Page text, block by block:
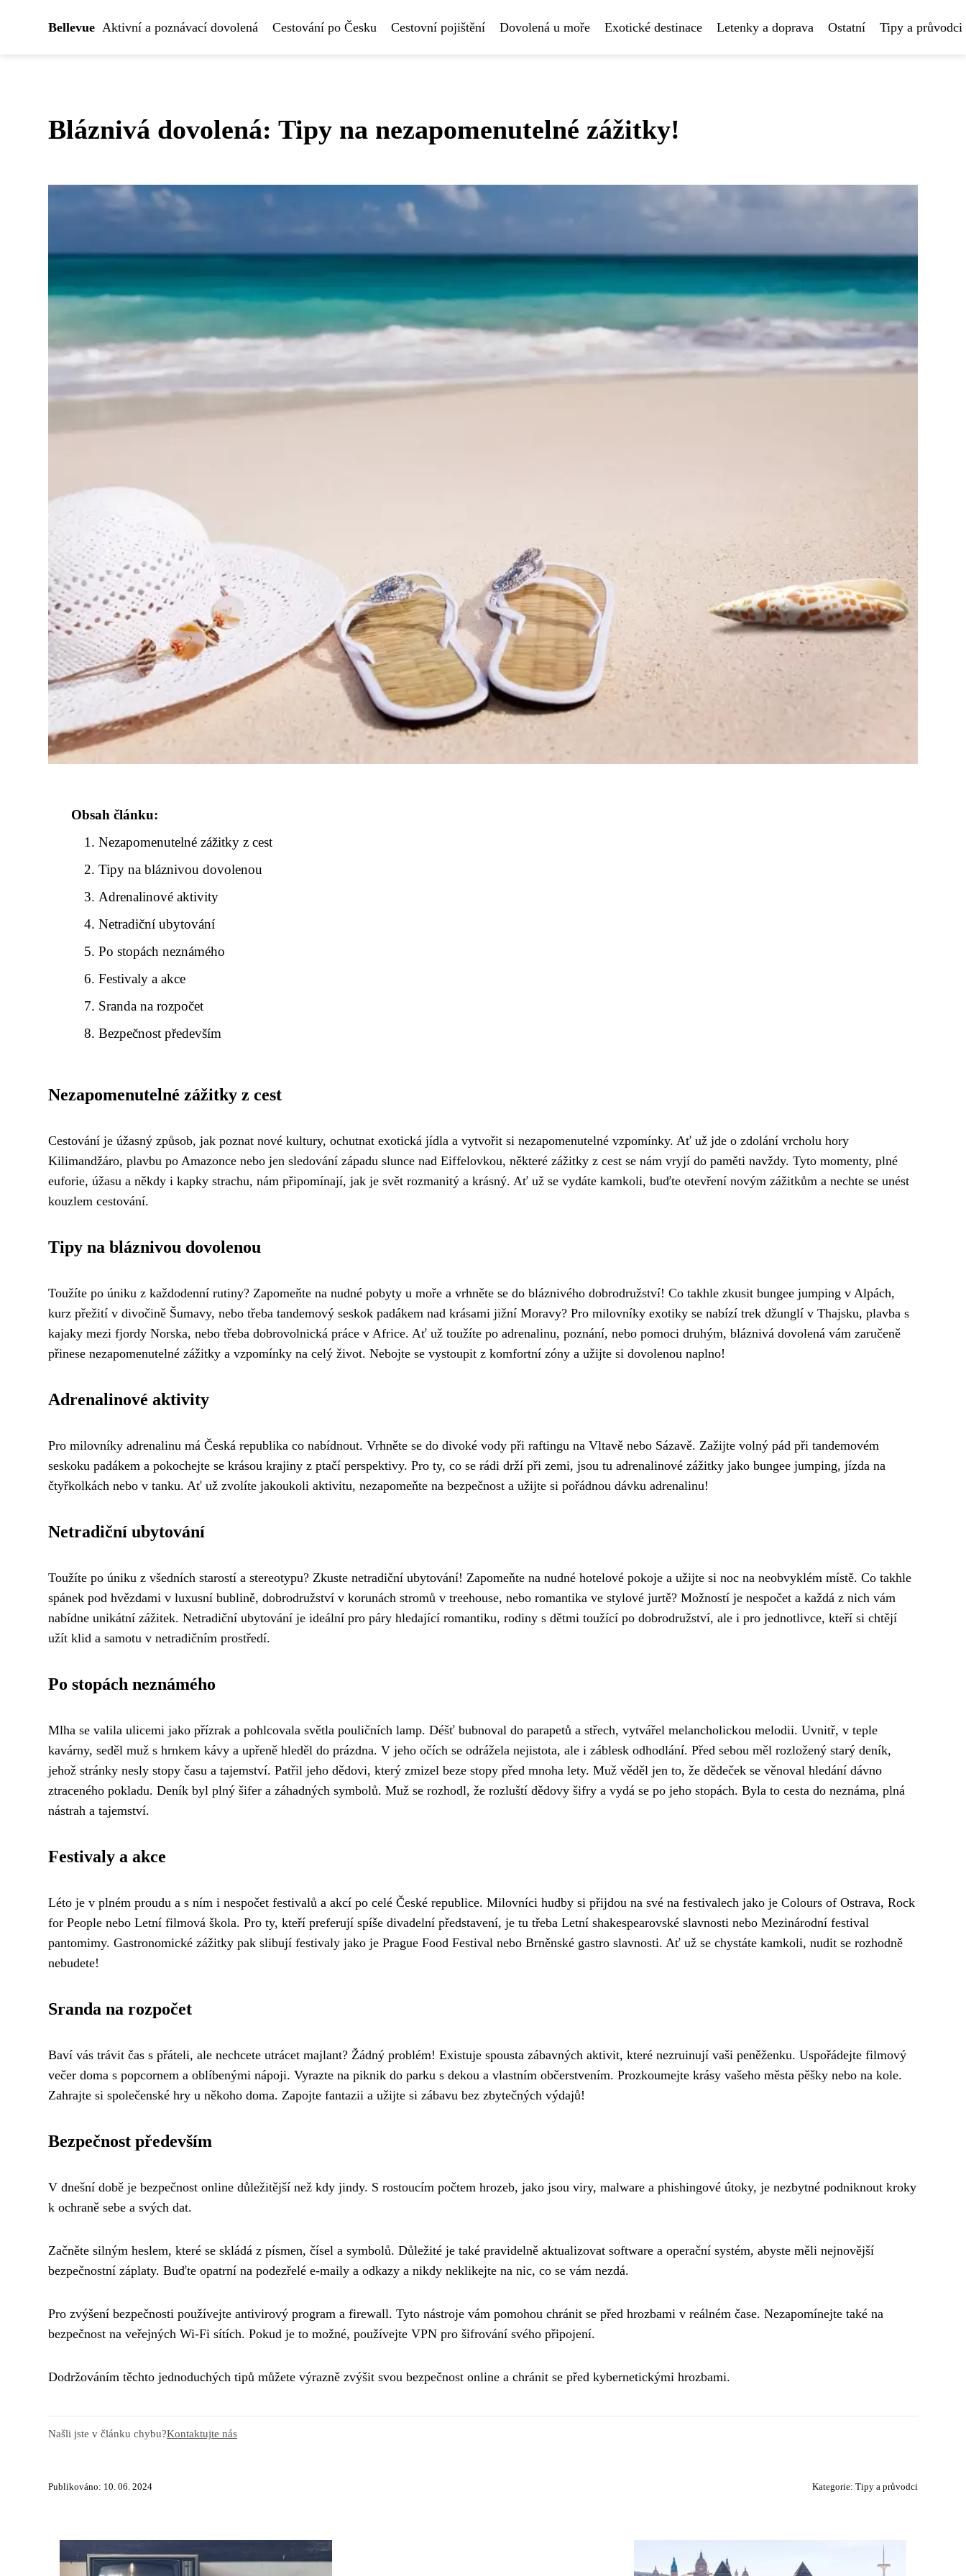
Bellevue Aktivní a poznávací dovolená Cestování po Česku Cestovní pojištění Dovolená u moře Exotické destinace Letenky a doprava Ostatní Tipy a průvodci
Bláznivá dovolená: Tipy na nezapomenutelné zážitky!
Obsah článku:
Nezapomenutelné zážitky z cest
Tipy na bláznivou dovolenou
Adrenalinové aktivity
Netradiční ubytování
Po stopách neznámého
Festivaly a akce
Sranda na rozpočet
Bezpečnost především
Nezapomenutelné zážitky z cest
Cestování je úžasný způsob, jak poznat nové kultury, ochutnat exotická jídla a vytvořit si nezapomenutelné vzpomínky. Ať už jde o zdolání vrcholu hory
Kilimandžáro, plavbu po Amazonce nebo jen sledování západu slunce nad Eiffelovkou, některé zážitky z cest se nám vryjí do paměti navždy. Tyto momenty, plné
euforie, úžasu a někdy i kapky strachu, nám připomínají, jak je svět rozmanitý a krásný. Ať už se vydáte kamkoli, buďte otevření novým zážitkům a nechte se unést
kouzlem cestování.
Tipy na bláznivou dovolenou
Toužíte po úniku z každodenní rutiny? Zapomeňte na nudné pobyty u moře a vrhněte se do bláznivého dobrodružství! Co takhle zkusit bungee jumping v Alpách,
kurz přežití v divočině Šumavy, nebo třeba tandemový seskok padákem nad krásami jižní Moravy? Pro milovníky exotiky se nabízí trek džunglí v Thajsku, plavba s
kajaky mezi fjordy Norska, nebo třeba dobrovolnická práce v Africe. Ať už toužíte po adrenalinu, poznání, nebo pomoci druhým, bláznivá dovolená vám zaručeně
přinese nezapomenutelné zážitky a vzpomínky na celý život. Nebojte se vystoupit z komfortní zóny a užijte si dovolenou naplno!
Adrenalinové aktivity
Pro milovníky adrenalinu má Česká republika co nabídnout. Vrhněte se do divoké vody při raftingu na Vltavě nebo Sázavě. Zažijte volný pád při tandemovém
seskoku padákem a pokochejte se krásou krajiny z ptačí perspektivy. Pro ty, co se rádi drží při zemi, jsou tu adrenalinové zážitky jako bungee jumping, jízda na
čtyřkolkách nebo v tanku. Ať už zvolíte jakoukoli aktivitu, nezapomeňte na bezpečnost a užijte si pořádnou dávku adrenalinu!
Netradiční ubytování
Toužíte po úniku z všedních starostí a stereotypu? Zkuste netradiční ubytování! Zapomeňte na nudné hotelové pokoje a užijte si noc na neobvyklém místě. Co takhle
spánek pod hvězdami v luxusní bublině, dobrodružství v korunách stromů v treehouse, nebo romantika ve stylové jurtě? Možností je nespočet a každá z nich vám
nabídne unikátní zážitek. Netradiční ubytování je ideální pro páry hledající romantiku, rodiny s dětmi toužící po dobrodružství, ale i pro jednotlivce, kteří si chtějí
užít klid a samotu v netradičním prostředí.
Po stopách neznámého
Mlha se valila ulicemi jako přízrak a pohlcovala světla pouličních lamp. Déšť bubnoval do parapetů a střech, vytvářel melancholickou melodii. Uvnitř, v teple
kavárny, seděl muž s hrnkem kávy a upřeně hleděl do prázdna. V jeho očích se odrážela nejistota, ale i záblesk odhodlání. Před sebou měl rozložený starý deník,
jehož stránky nesly stopy času a tajemství. Patřil jeho dědovi, který zmizel beze stopy před mnoha lety. Muž věděl jen to, že dědeček se věnoval hledání dávno
ztraceného pokladu. Deník byl plný šifer a záhadných symbolů. Muž se rozhodl, že rozluští dědovy šifry a vydá se po jeho stopách. Byla to cesta do neznáma, plná
nástrah a tajemství.
Festivaly a akce
Léto je v plném proudu a s ním i nespočet festivalů a akcí po celé České republice. Milovníci hudby si přijdou na své na festivalech jako je Colours of Ostrava, Rock
for People nebo Letní filmová škola. Pro ty, kteří preferují spíše divadelní představení, je tu třeba Letní shakespearovské slavnosti nebo Mezinárodní festival
pantomimy. Gastronomické zážitky pak slibují festivaly jako je Prague Food Festival nebo Brněnské gastro slavnosti. Ať už se chystáte kamkoli, nudit se rozhodně
nebudete!
Sranda na rozpočet
Baví vás trávit čas s přáteli, ale nechcete utrácet majlant? Žádný problém! Existuje spousta zábavných aktivit, které nezruinují vaši peněženku. Uspořádejte filmový
večer doma s popcornem a oblíbenými nápoji. Vyrazte na piknik do parku s dekou a vlastním občerstvením. Prozkoumejte krásy vašeho města pěšky nebo na kole.
Zahrajte si společenské hry u někoho doma. Zapojte fantazii a užijte si zábavu bez zbytečných výdajů!
Bezpečnost především
V dnešní době je bezpečnost online důležitější než kdy jindy. S rostoucím počtem hrozeb, jako jsou viry, malware a phishingové útoky, je nezbytné podniknout kroky
k ochraně sebe a svých dat.
Začněte silným heslem, které se skládá z písmen, čísel a symbolů. Důležité je také pravidelně aktualizovat software a operační systém, abyste měli nejnovější
bezpečnostní záplaty. Buďte opatrní na podezřelé e-maily a odkazy a nikdy neklikejte na nic, co se vám nezdá.
Pro zvýšení bezpečnosti používejte antivirový program a firewall. Tyto nástroje vám pomohou chránit se před hrozbami v reálném čase. Nezapomínejte také na
bezpečnost na veřejných Wi-Fi sítích. Pokud je to možné, používejte VPN pro šifrování svého připojení.
Dodržováním těchto jednoduchých tipů můžete výrazně zvýšit svou bezpečnost online a chránit se před kybernetickými hrozbami.
Našli jste v článku chybu?Kontaktujte nás
Publikováno: 10. 06. 2024 Kategorie: Tipy a průvodci